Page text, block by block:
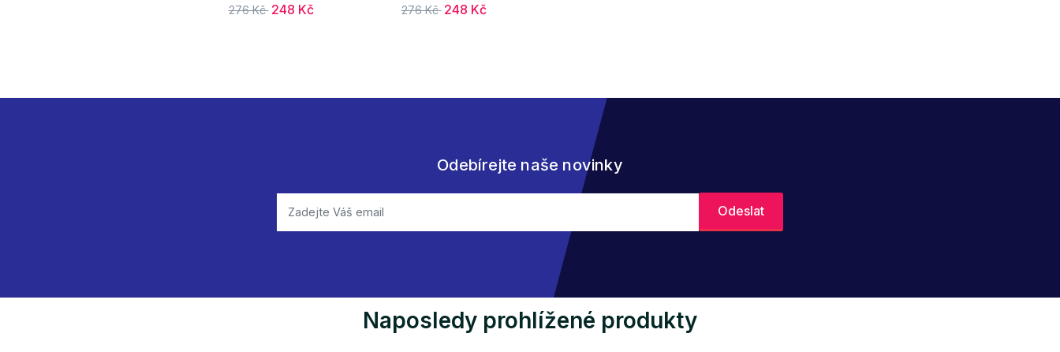
276 Kč 248 Kč 276 Kč 248 Kč
Odebírejte naše novinky
Naposledy prohlížené produkty